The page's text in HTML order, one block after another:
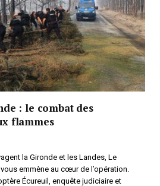
: le combat des
flammes
la Gironde et les Landes, Le
emmène au cœur de l’opération.
Écureuil, enquête judiciaire et